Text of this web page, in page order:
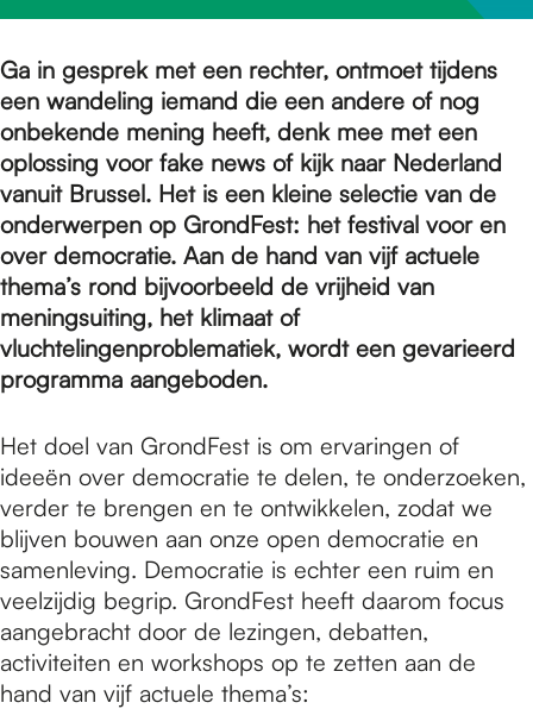
m
e
p
a
g
e
Ga in gesprek met een rechter, ontmoet tijdens
een wandeling iemand die een andere of nog
onbekende mening heeft, denk mee met een
oplossing voor fake news of kijk naar Nederland
vanuit Brussel. Het is een kleine selectie van de
onderwerpen op GrondFest: het festival voor en
over democratie. Aan de hand van vijf actuele
thema’s rond bijvoorbeeld de vrijheid van
meningsuiting, het klimaat of
vluchtelingenproblematiek, wordt een gevarieerd
programma aangeboden.
Het doel van GrondFest is om ervaringen of
ideeën over democratie te delen, te onderzoeken,
verder te brengen en te ontwikkelen, zodat we
blijven bouwen aan onze open democratie en
samenleving. Democratie is echter een ruim en
veelzijdig begrip. GrondFest heeft daarom focus
aangebracht door de lezingen, debatten,
activiteiten en workshops op te zetten aan de
hand van vijf actuele thema’s: